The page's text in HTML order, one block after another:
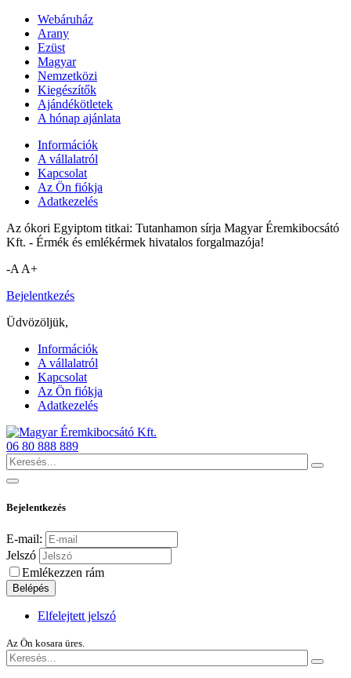
Webáruház
Arany
Ezüst
Magyar
Nemzetközi
Kiegészítők
Ajándékötletek
A hónap ajánlata
Információk
A vállalatról
Kapcsolat
Az Ön fiókja
Adatkezelés
Az ókori Egyiptom titkai: Tutanhamon sírja Magyar Éremkibocsátó
Kft. - Érmék és emlékérmek hivatalos forgalmazója!
-A A+
Bejelentkezés
Üdvözöljük,
Információk
A vállalatról
Kapcsolat
Az Ön fiókja
Adatkezelés
06 80 888 889
Bejelentkezés
E-mail:
Jelszó
Emlékezzen rám
Belépés
Elfelejtett jelszó
Az Ön kosara üres.